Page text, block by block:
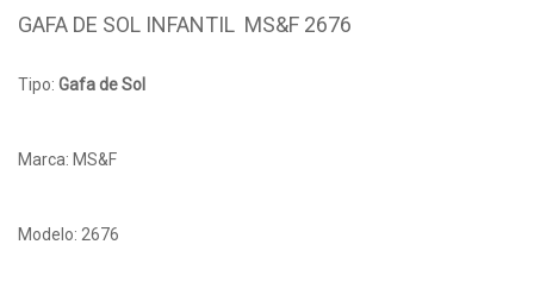
GAFA DE SOL INFANTIL MS&F 2676
Tipo: Gafa de Sol
Marca: MS&F
Modelo: 2676